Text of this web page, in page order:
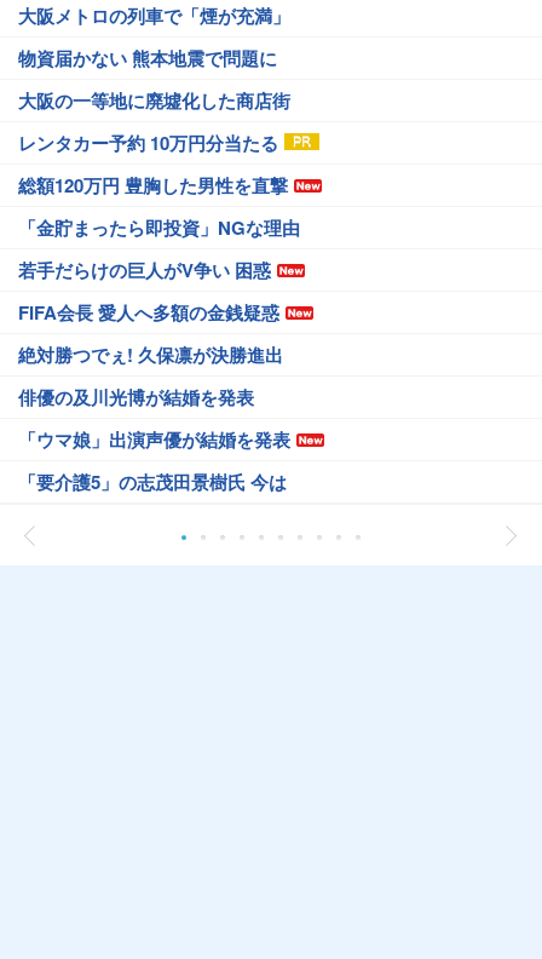
大阪メトロの列車で「煙が充満」
物資届かない 熊本地震で問題に
大阪の一等地に廃墟化した商店街
レンタカー予約 10万円分当たる
総額120万円 豊胸した男性を直撃
「金貯まったら即投資」NGな理由
若手だらけの巨人がV争い 困惑
FIFA会長 愛人へ多額の金銭疑惑
絶対勝つでぇ! 久保凛が決勝進出
俳優の及川光博が結婚を発表
「ウマ娘」出演声優が結婚を発表
「要介護5」の志茂田景樹氏 今は